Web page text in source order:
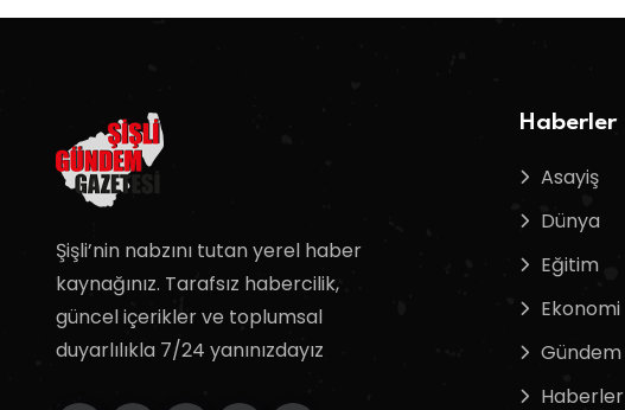
Şişli’nin nabzını tutan yerel haber
kaynağınız. Tarafsız habercilik,
güncel içerikler ve toplumsal
duyarlılıkla 7/24 yanınızdayız
Haberler
Asayiş
Dünya
Eğitim
Ekonomi
Gündem
Haberler